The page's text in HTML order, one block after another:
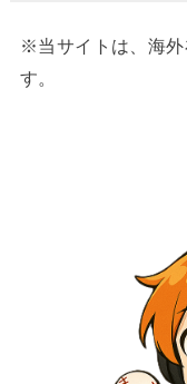
※当サイトは、海外
す。